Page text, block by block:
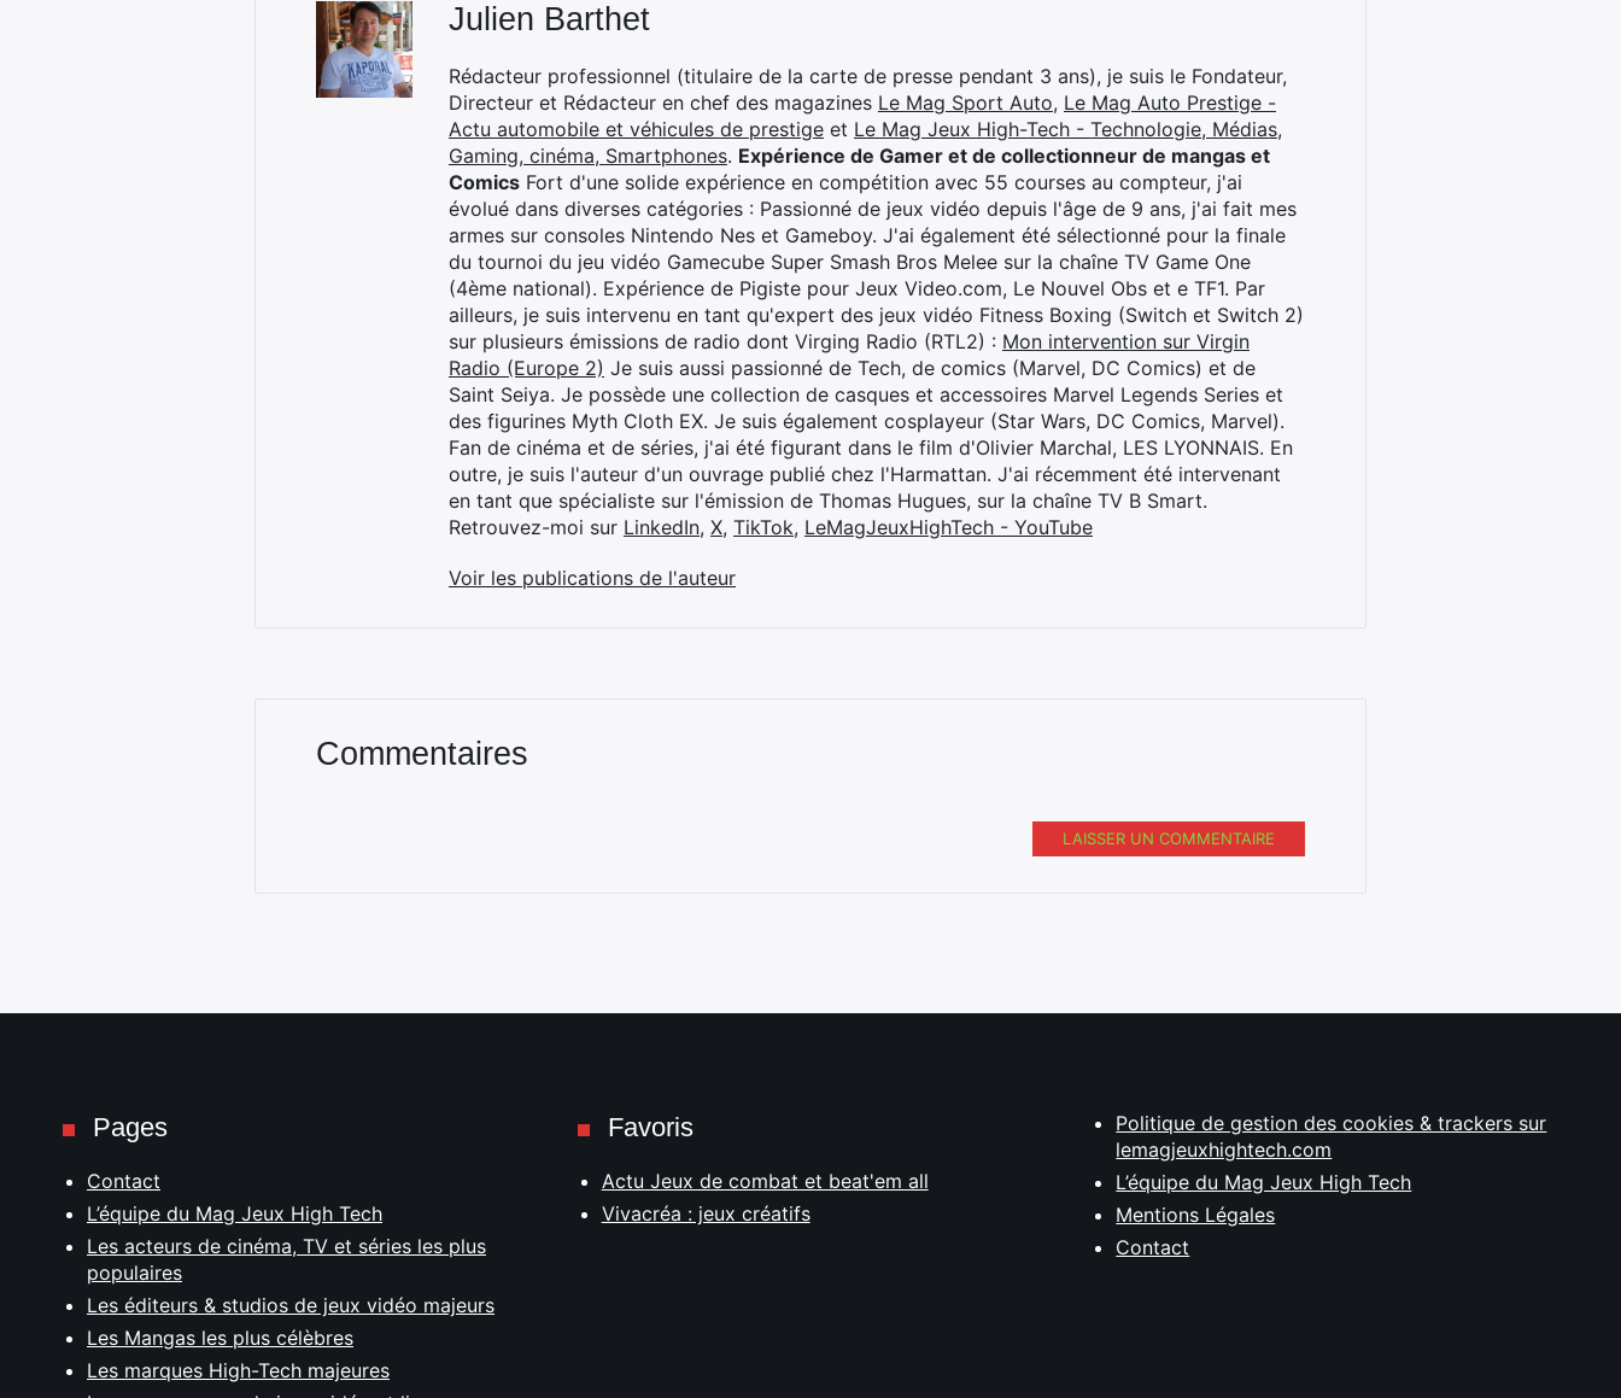
Julien Barthet
Rédacteur professionnel (titulaire de la carte de presse pendant 3 ans), je suis le Fondateur,
Directeur et Rédacteur en chef des magazines Le Mag Sport Auto, Le Mag Auto Prestige -
Actu automobile et véhicules de prestige et Le Mag Jeux High-Tech - Technologie, Médias,
Gaming, cinéma, Smartphones. Expérience de Gamer et de collectionneur de mangas et
Comics Fort d'une solide expérience en compétition avec 55 courses au compteur, j'ai
évolué dans diverses catégories : Passionné de jeux vidéo depuis l'âge de 9 ans, j'ai fait mes
armes sur consoles Nintendo Nes et Gameboy. J'ai également été sélectionné pour la finale
du tournoi du jeu vidéo Gamecube Super Smash Bros Melee sur la chaîne TV Game One
(4ème national). Expérience de Pigiste pour Jeux Video.com, Le Nouvel Obs et e TF1. Par
ailleurs, je suis intervenu en tant qu'expert des jeux vidéo Fitness Boxing (Switch et Switch 2)
sur plusieurs émissions de radio dont Virging Radio (RTL2) : Mon intervention sur Virgin
Radio (Europe 2) Je suis aussi passionné de Tech, de comics (Marvel, DC Comics) et de
Saint Seiya. Je possède une collection de casques et accessoires Marvel Legends Series et
des figurines Myth Cloth EX. Je suis également cosplayeur (Star Wars, DC Comics, Marvel).
Fan de cinéma et de séries, j'ai été figurant dans le film d'Olivier Marchal, LES LYONNAIS. En
outre, je suis l'auteur d'un ouvrage publié chez l'Harmattan. J'ai récemment été intervenant
en tant que spécialiste sur l'émission de Thomas Hugues, sur la chaîne TV B Smart.
Retrouvez-moi sur LinkedIn, X, TikTok, LeMagJeuxHighTech - YouTube
Voir les publications de l'auteur
Commentaires
LAISSER UN COMMENTAIRE
Pages
Contact
L’équipe du Mag Jeux High Tech
Les acteurs de cinéma, TV et séries les plus
populaires
Les éditeurs & studios de jeux vidéo majeurs
Les Mangas les plus célèbres
Les marques High-Tech majeures
Favoris
Actu Jeux de combat et beat'em all
Vivacréa : jeux créatifs
Politique de gestion des cookies & trackers sur
lemagjeuxhightech.com
L’équipe du Mag Jeux High Tech
Mentions Légales
Contact